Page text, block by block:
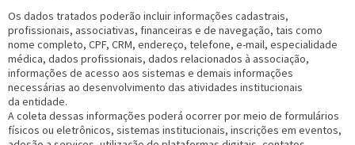
Os dados tratados poderão incluir informações cadastrais,
profissionais, associativas, financeiras e de navegação, tais como
nome completo, CPF, CRM, endereço, telefone, e-mail, especialidade
médica, dados profissionais, dados relacionados à associação,
informações de acesso aos sistemas e demais informações
necessárias ao desenvolvimento das atividades institucionais
da entidade.
A coleta dessas informações poderá ocorrer por meio de formulários
físicos ou eletrônicos, sistemas institucionais, inscrições em eventos,